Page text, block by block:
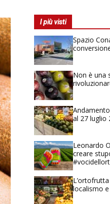
I più visti
Spazio
Non è una
al 27 luglio
Leonardo
creare
localismo